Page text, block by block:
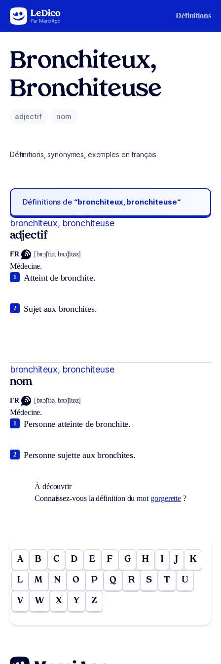
Aller au contenu Définitions
Bronchiteux,
Bronchiteuse
adjectif nom
Définitions, synonymes, exemples en français
Définitions de “bronchiteux, bronchiteuse“
bronchiteux, bronchiteuse
adjectif
FR [bʀɔ̃ʃitø, bʀɔ̃ʃitøz]
Médecine.
Atteint de bronchite.
1
Sujet aux bronchites.
2
bronchiteux, bronchiteuse
nom
FR [bʀɔ̃ʃitø, bʀɔ̃ʃitøz]
Médecine.
Personne atteinte de bronchite.
1
Personne sujette aux bronchites.
2
À découvrir
Connaissez-vous la définition du mot gorgerette ?
A B C D E F G H I J K
L M N O P Q R S T U
V W X Y Z